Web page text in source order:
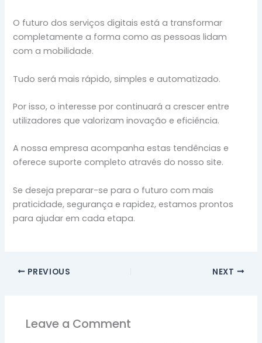
O futuro dos serviços digitais está a transformar
completamente a forma como as pessoas lidam
com a mobilidade.
Tudo será mais rápido, simples e automatizado.
Por isso, o interesse por continuará a crescer entre
utilizadores que valorizam inovação e eficiência.
A nossa empresa acompanha estas tendências e
oferece suporte completo através do nosso site.
Se deseja preparar-se para o futuro com mais
praticidade, segurança e rapidez, estamos prontos
para ajudar em cada etapa.
PREVIOUS NEXT
Leave a Comment